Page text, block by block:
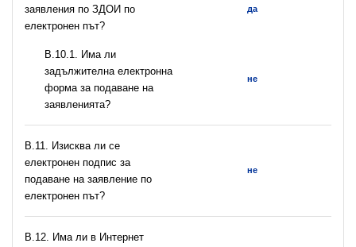
заявления по ЗДОИ по
електронен път?
да
В.10.1. Има ли
задължителна електронна
форма за подаване на
заявленията?
не
В.11. Изисква ли се
електронен подпис за
подаване на заявление по
електронен път?
не
В.12. Има ли в Интернет